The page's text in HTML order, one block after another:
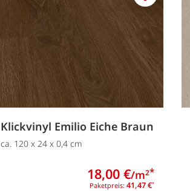
Klickvinyl Emilio Eiche Braun
ca. 120 x 24 x 0,4 cm
Paketpreis: 41,47 €*
18,00 €/m2*